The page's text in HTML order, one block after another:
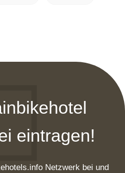
eintragen!
Netzwerk bei und